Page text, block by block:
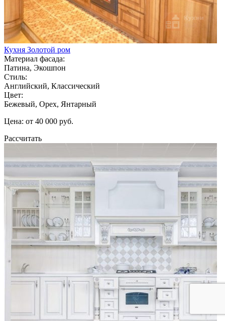
Кухня Золотой ром
Материал фасада:
Патина, Экошпон
Стиль:
Английский, Классический
Цвет:
Бежевый, Орех, Янтарный
Цена: от 40 000 руб.
Рассчитать